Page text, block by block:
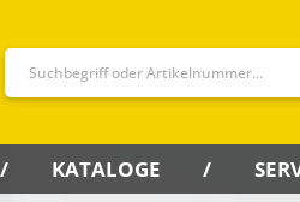
KATALOGE